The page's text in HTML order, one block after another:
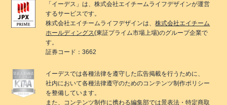
「 イーデス 」は、株式会社エイチームライフデザインが運営
するサービスです。
株式会社エイチームライフデザインは、株式会社エイチーム
ホールディングス(東証プライム市場上場)のグループ企業で
す。
証券コード：3662
イーデスでは各種法律を遵守した広告掲載を行うために、
社内において各種法律遵守のためのコンテンツ制作ポリシー
を整備しています。
また、コンテンツ制作に携わる編集部では景表法・特定商取